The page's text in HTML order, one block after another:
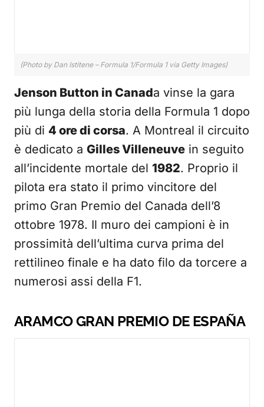
(Photo by Dan Istitene – Formula 1/Formula 1 via Getty Images)
Jenson Button in Canada vinse la gara
più lunga della storia della Formula 1 dopo
più di 4 ore di corsa. A Montreal il circuito
è dedicato a Gilles Villeneuve in seguito
all’incidente mortale del 1982. Proprio il
pilota era stato il primo vincitore del
primo Gran Premio del Canada dell’8
ottobre 1978. Il muro dei campioni è in
prossimità dell’ultima curva prima del
rettilineo finale e ha dato filo da torcere a
numerosi assi della F1.
ARAMCO GRAN PREMIO DE ESPAÑA